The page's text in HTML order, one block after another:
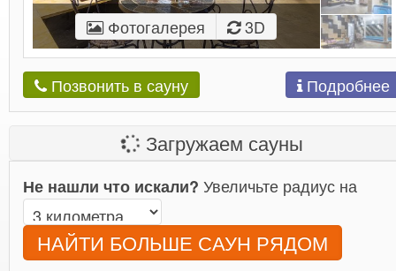
Фотогалерея 3D
Позвонить в сауну Подробнее
Загружаем сауны
Не нашли что искали? Увеличьте радиус на
НАЙТИ БОЛЬШЕ САУН РЯДОМ